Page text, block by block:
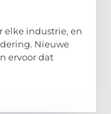
elke industrie, en
Nieuwe
ervoor dat